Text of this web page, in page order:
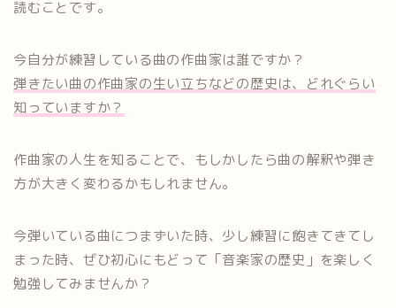
読むことです。
今自分が練習している曲の作曲家は誰ですか？
弾きたい曲の作曲家の生い立ちなどの歴史は、どれぐらい
知っていますか？
作曲家の人生を知ることで、もしかしたら曲の解釈や弾き
方が大きく変わるかもしれません。
今弾いている曲につまずいた時、少し練習に飽きてきてし
まった時、ぜひ初心にもどって「音楽家の歴史」を楽しく
勉強してみませんか？